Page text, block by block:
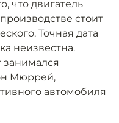
что двигатель
стоит
Точная дата
неизвестна.
Мюррей,
автомобиля